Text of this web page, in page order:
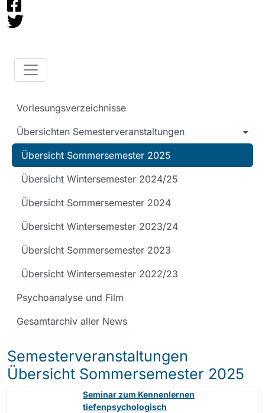
Vorlesungsverzeichnisse
Übersichten Semesterveranstaltungen
Übersicht Sommersemester 2025
Übersicht Wintersemester 2024/25
Übersicht Sommersemester 2024
Übersicht Wintersemester 2023/24
Übersicht Sommersemester 2023
Übersicht Wintersemester 2022/23
Psychoanalyse und Film
Gesamtarchiv aller News
Semesterveranstaltungen
Übersicht Sommersemester 2025
Seminar zum Kennenlernen
tiefenpsychologisch